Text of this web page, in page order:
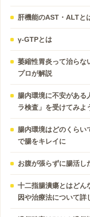
肝機能のAST・ALTと
γ-GTPとは
萎縮性胃炎って治らな
プロが解説
腸内環境に不安がある
ラ検査」を受けてみよ
腸内環境はどのくらい
で腸をキレイに
お腹が張らずに腸活し
十二指腸潰瘍とはどん
因や治療法について詳